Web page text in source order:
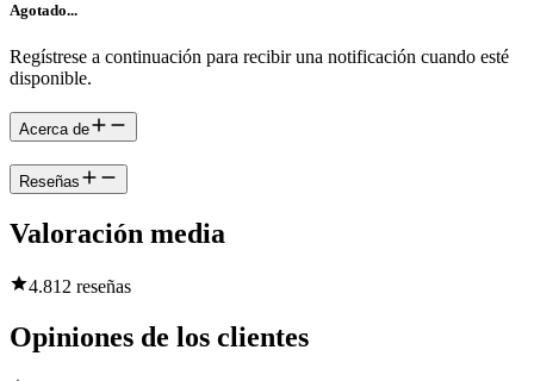
Agotado...
Regístrese a continuación para recibir una notificación cuando esté
disponible.
Acerca de
Reseñas
Valoración media
4.812 reseñas
Opiniones de los clientes